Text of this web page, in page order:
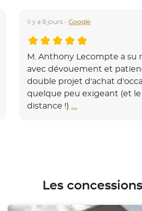
Il y a 6 jours -Google
M. Anthony Lecompte a su
avec dévouement et
double projet d'achat
quelque peu exigeant (et
distance !)...
Les